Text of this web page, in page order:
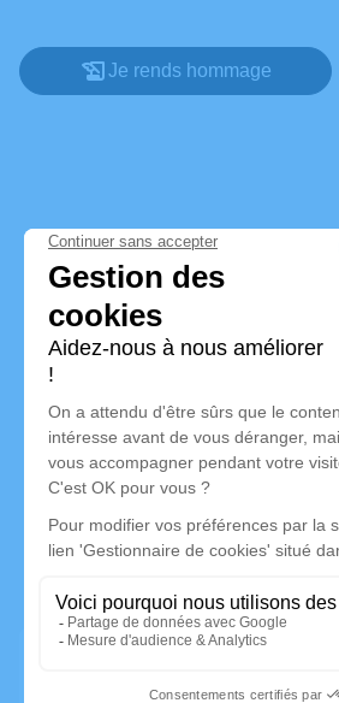
Je rends hommage